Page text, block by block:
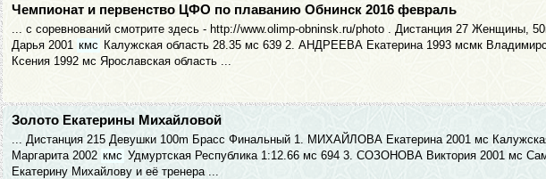
Чемпионат и первенство ЦФО по плаванию Обнинск 2016 февраль
... с соревнований смотрите здесь - http://www.olimp-obninsk.ru/photo . Дистанция 27
Дарья 2001 кмс Калужская область 28.35 мс 639 2. АНДРЕЕВА Екатерина 1993 мсмк
Ксения 1992 мс Ярославская область ...
Золото Екатерины Михайловой
... Дистанция 215 Девушки 100m Брасс Финальный 1. МИХАЙЛОВА Екатерина 2001 мс
Маргарита 2002 кмс Удмуртская Республика 1:12.66 мс 694 3. СОЗОНОВА Виктория 2001 мс
Екатерину Михайлову и её тренера ...